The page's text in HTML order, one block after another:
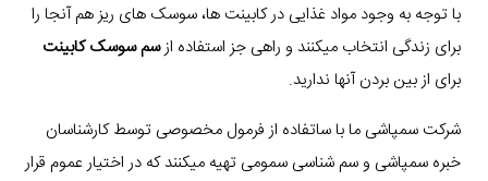
با توجه به وجود مواد غذایی در کابینت ها، سوسک های ریز هم آنجا را
برای زندگی انتخاب میکنند و راهی جز استفاده ازسم سوسک کابینت
برای از بین بردن آنها ندارید.
شرکت سمپاشی ما با ساتفاده از فرمول مخصوصی توسط کارشناسان
خبره سمپاشی و سم شناسی سمومی تهیه میکنند که در اختیار عموم قرار